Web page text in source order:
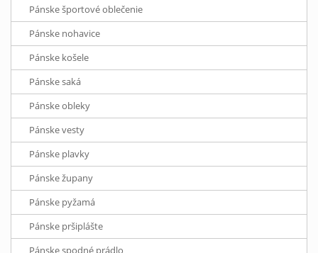
Pánske športové oblečenie
Pánske nohavice
Pánske košele
Pánske saká
Pánske obleky
Pánske vesty
Pánske plavky
Pánske župany
Pánske pyžamá
Pánske pršiplášte
Pánske spodné prádlo